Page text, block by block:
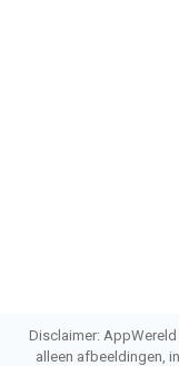
Disclaimer:
alleen afbeeldingen,